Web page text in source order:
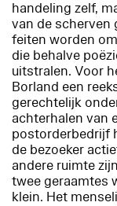
handeling zelf,
van de scherven
feiten worden
die behalve
uitstralen. Voor
Borland een
gerechtelijk
achterhalen van
postorderbedrijf
de bezoeker
andere ruimte
twee geraamtes
klein. Het